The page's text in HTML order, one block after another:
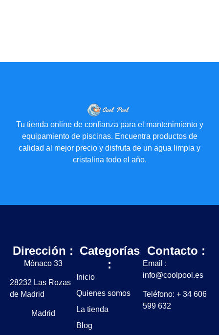
Tu tienda online de confianza para el mantenimiento y
equipamiento de piscinas. Encuentra productos de
calidad al mejor precio y disfruta de un agua limpia y
cristalina todo el año.
Dirección :
Mónaco 33
28232 Las Rozas
de Madrid
Madrid
Categorías
:
Inicio
Quienes somos
La tienda
Blog
Contacto :
Email :
info@coolpool.es
Teléfono: + 34 606
599 632